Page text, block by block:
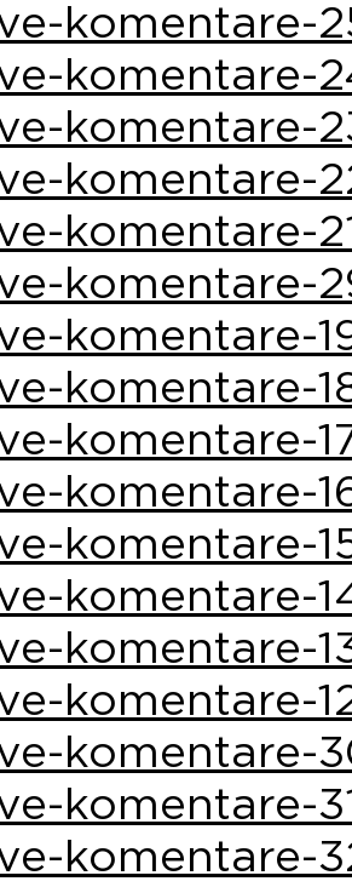
komentare-
komentare-
komentare-
komentare-
komentare-
komentare-
komentare-
komentare-
komentare-
komentare-
komentare-
komentare-
komentare-
komentare-
komentare-
komentare-
komentare-